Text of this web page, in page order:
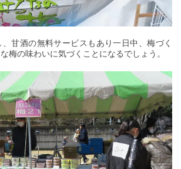
甘酒の無料サービスもあり一日中、梅づく
梅の味わいに気づくことになるでしょう。